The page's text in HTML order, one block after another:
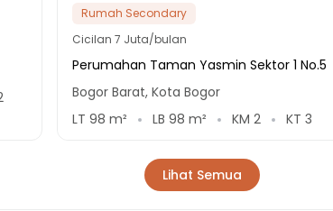
Rumah Secondary
Cicilan 7 Juta/bulan
Perumahan Taman Yasmin Sektor 1 No.5
Bogor Barat, Kota Bogor
LT 98 m² LB 98 m² KM 2 KT 3
Lihat Semua